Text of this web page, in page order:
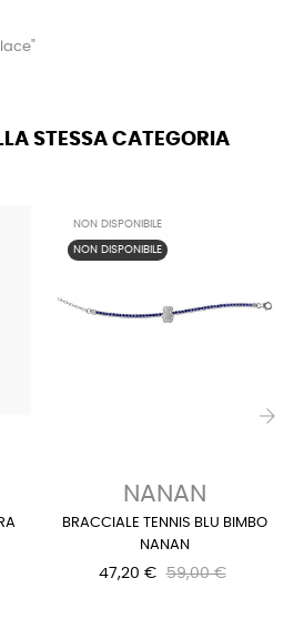
STESSA CATEGORIA
NON DISPONIBILE
NON DISPONIBILE
NANAN
BRACCIALE TENNIS BLU BIMBO
NANAN
47,20 € 59,00 €